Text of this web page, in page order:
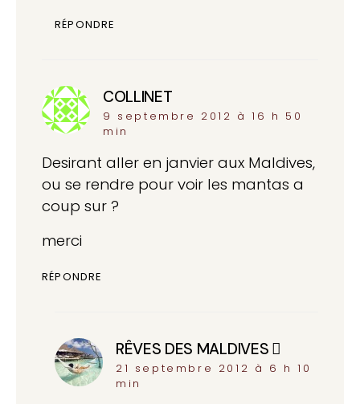
RÉPONDRE
COLLINET
9 septembre 2012 à 16 h 50
min
Desirant aller en janvier aux Maldives,
ou se rendre pour voir les mantas a
coup sur ?
merci
RÉPONDRE
RÊVES DES MALDIVES
21 septembre 2012 à 6 h 10
min